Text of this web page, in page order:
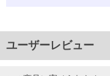
ユーザーレビュー